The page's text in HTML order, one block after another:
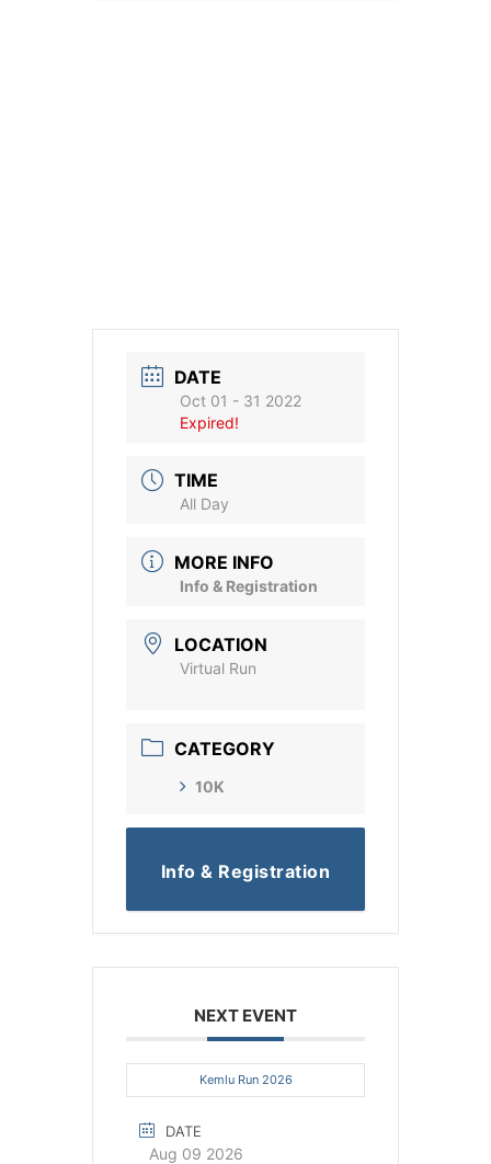
DATE
Oct 01 - 31 2022
Expired!
TIME
All Day
MORE INFO
Info & Registration
LOCATION
Virtual Run
CATEGORY
10K
Info & Registration
NEXT EVENT
Kemlu Run 2026
DATE
Aug 09 2026